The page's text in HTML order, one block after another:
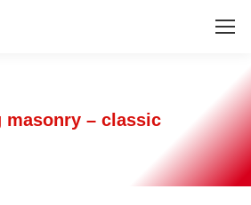
masonry – classic